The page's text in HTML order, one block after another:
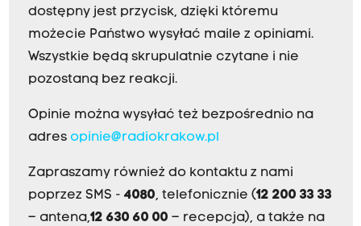
dostępny jest przycisk, dzięki któremu
możecie Państwo wysyłać maile z opiniami.
Wszystkie będą skrupulatnie czytane i nie
pozostaną bez reakcji.
Opinie można wysyłać też bezpośrednio na
adres opinie@radiokrakow.pl
Zapraszamy również do kontaktu z nami
poprzez SMS - 4080, telefonicznie (12 200 33 33
– antena,12 630 60 00 – recepcja), a także na